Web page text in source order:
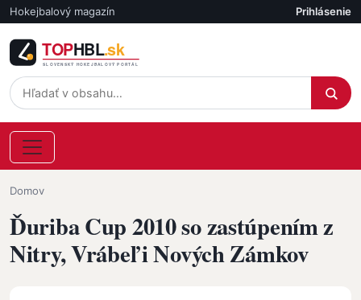
Skočiť na hlavný obsah
Hokejbalový magazín Účet
Prihlásenie
Omrvinka
Domov
Ďuriba Cup 2010 so zastúpením z
Nitry, Vrábeľ i Nových Zámkov